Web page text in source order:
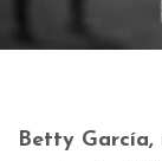
Betty García,